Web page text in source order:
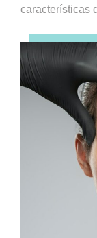
características